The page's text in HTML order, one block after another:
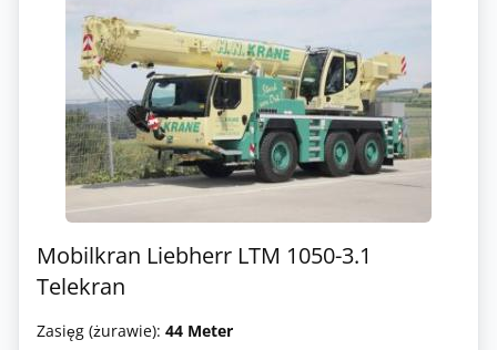
Mobilkran Liebherr LTM 1050-3.1
Telekran
Zasięg (żurawie): 44 Meter